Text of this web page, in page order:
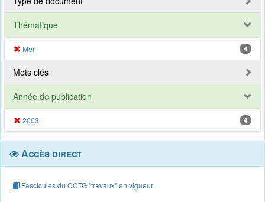
Thématique
Mer 4
Mots clés
Année de publication
2003 4
Accès direct
Fascicules du CCTG "travaux" en vigueur